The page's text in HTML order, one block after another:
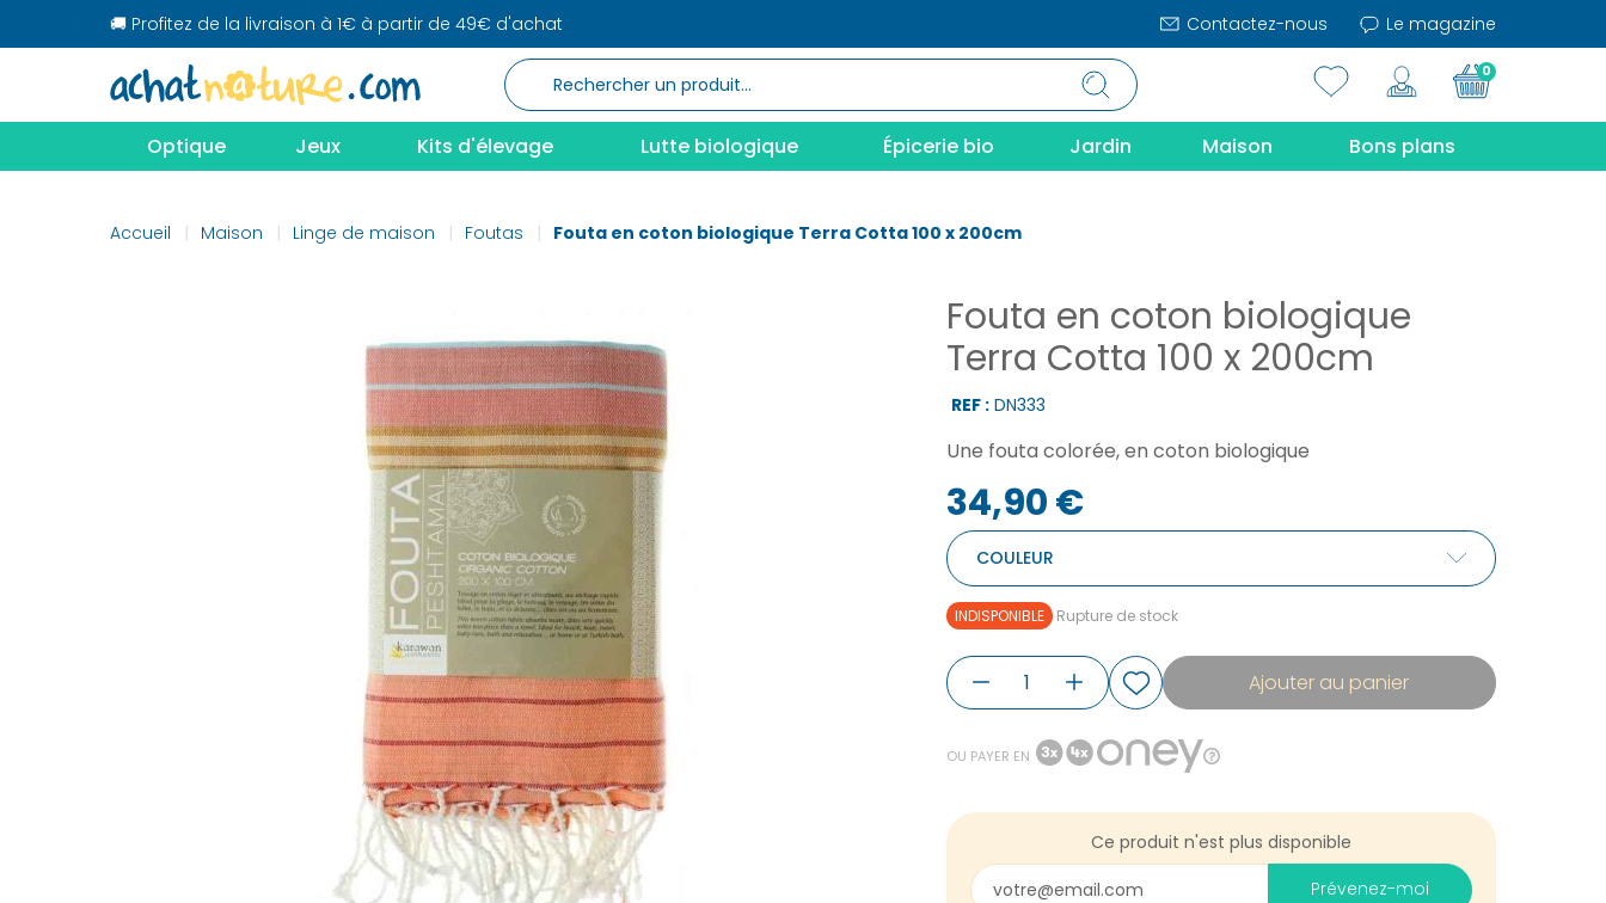
🚚 Profitez de la livraison à 1€ à partir de 49€ d'achat Contactez-nous Le magazine
0
Optique Jeux Kits d'élevage Lutte biologique Épicerie bio Jardin Maison Bons plans
Accueil Maison Linge de maison Foutas Fouta en coton biologique Terra Cotta 100 x 200cm
Fouta en coton biologique
Terra Cotta 100 x 200cm
REF : DN333
Une fouta colorée, en coton biologique
34,90 €
COULEUR
INDISPONIBLE Rupture de stock
Ajouter au panier
OU PAYER EN
Ce produit n'est plus disponible
Prévenez-moi